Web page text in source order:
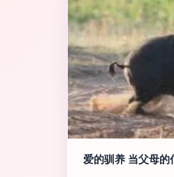
爱的驯养 当父母的